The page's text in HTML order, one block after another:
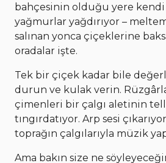
bahçesinin olduğu yere
yağmurlar yağdırıyor –
salınan yonca çiçeklerine
oradalar işte.
Tek bir çiçek kadar bile
durun ve kulak verin.
çimenleri bir çalgı aletinin
tıngırdatıyor. Arp sesi
toprağın çalgılarıyla müzik
Ama bakın size ne